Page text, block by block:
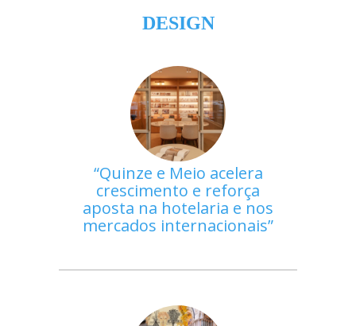
DESIGN
Quinze e Meio acelera
crescimento e reforça
aposta na hotelaria e nos
mercados internacionais